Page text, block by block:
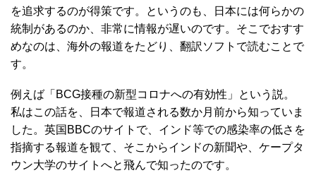
を追求するのが得策です。というのも、日本には何らかの
統制があるのか、非常に情報が遅いのです。そこでおすす
めなのは、海外の報道をたどり、翻訳ソフトで読むことで
す。
例えば「BCG接種の新型コロナへの有効性」という説。
私はこの話を、日本で報道される数か月前から知っていま
した。英国BBCのサイトで、インド等での感染率の低さを
指摘する報道を観て、そこからインドの新聞や、ケープタ
ウン大学のサイトへと飛んで知ったのです。